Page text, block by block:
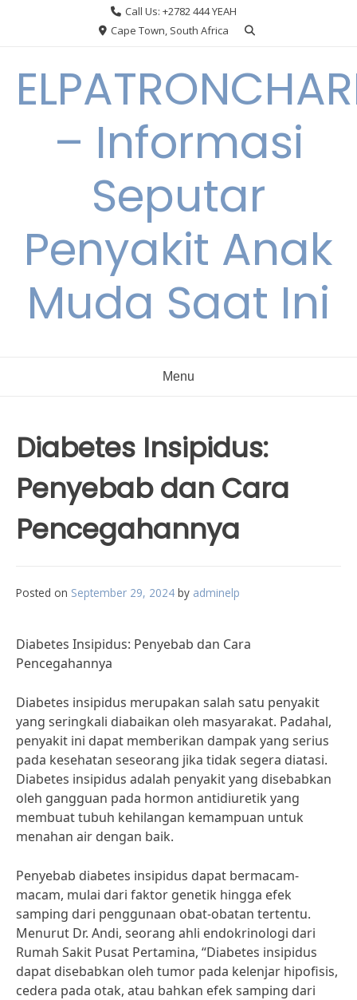
Call Us: +2782 444 YEAH
Cape Town, South Africa
– Informasi
Seputar
Penyakit Anak
Muda Saat Ini
Menu
Diabetes Insipidus:
Penyebab dan Cara
Pencegahannya
Posted on September 29, 2024 by adminelp
Diabetes Insipidus: Penyebab dan Cara
Pencegahannya
Diabetes insipidus merupakan salah satu penyakit
yang seringkali diabaikan oleh masyarakat. Padahal,
penyakit ini dapat memberikan dampak yang serius
pada kesehatan seseorang jika tidak segera diatasi.
Diabetes insipidus adalah penyakit yang disebabkan
oleh gangguan pada hormon antidiuretik yang
membuat tubuh kehilangan kemampuan untuk
menahan air dengan baik.
Penyebab diabetes insipidus dapat bermacam-
macam, mulai dari faktor genetik hingga efek
samping dari penggunaan obat-obatan tertentu.
Menurut Dr. Andi, seorang ahli endokrinologi dari
Rumah Sakit Pusat Pertamina, “Diabetes insipidus
dapat disebabkan oleh tumor pada kelenjar hipofisis,
cedera pada otak, atau bahkan efek samping dari